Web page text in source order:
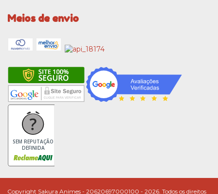
Meios de envio
SEM REPUTAÇÃO
DEFINIDA
Copyright Sakura Animes - 20620697000100 - 2026. Todos os direitos